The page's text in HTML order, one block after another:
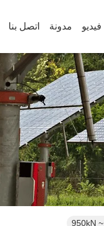
فيديو مدونة اتصل بنا